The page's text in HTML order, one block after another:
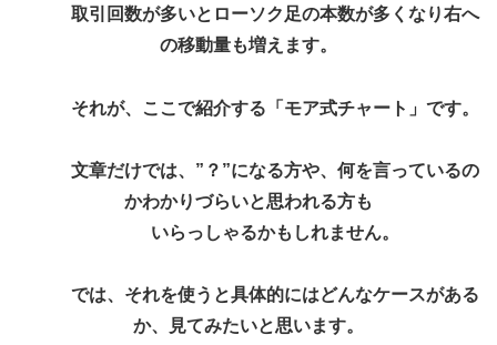
取引回数が多いとローソク足の本数が多くなり右へ
の移動量も増えます。
それが、ここで紹介する「モア式チャート」です。
文章だけでは、”？”になる方や、何を言っているの
かわかりづらいと思われる方も
いらっしゃるかもしれません。
では、それを使うと具体的にはどんなケースがある
か、見てみたいと思います。